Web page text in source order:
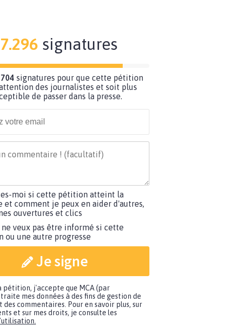
signatures
signatures pour que cette pétition
des journalistes et soit plus
de passer dans la presse.
moi si cette pétition atteint la
et comment je peux en aider d'autres,
ouvertures et clics
ne veux pas être informé si cette
ou une autre progresse
Je signe
pétition, j'accepte que MCA (par
mes données à des fins de gestion de
des commentaires. Pour en savoir plus, sur
et sur mes droits, je consulte les